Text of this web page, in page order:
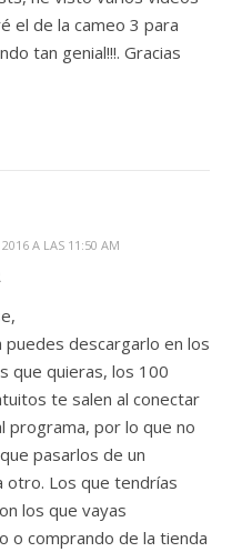
el de la cameo 3 para
tan genial!!!. Gracias
A LAS 11:50 AM
puedes descargarlo en los
que quieras, los 100
te salen al conectar
programa, por lo que no
pasarlos de un
otro. Los que tendrías
los que vayas
o comprando de la tienda